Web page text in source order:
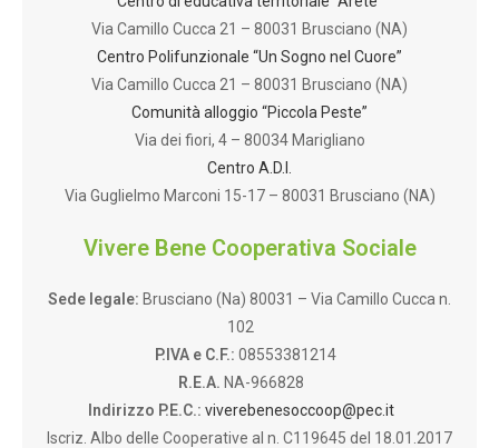
Via Camillo Cucca 21 – 80031 Brusciano (NA)
Centro Polifunzionale “Un Sogno nel Cuore”
Via Camillo Cucca 21 – 80031 Brusciano (NA)
Comunità alloggio “Piccola Peste”
Via dei fiori, 4 – 80034 Marigliano
Centro A.D.I.
Via Guglielmo Marconi 15-17 – 80031 Brusciano (NA)
Vivere Bene Cooperativa Sociale
Sede legale: Brusciano (Na) 80031 – Via Camillo Cucca n.
102
P.IVA e C.F.: 08553381214
R.E.A. NA-966828
Indirizzo P.E.C.: viverebenesoccoop@pec.it
Iscriz. Albo delle Cooperative al n. C119645 del 18.01.2017